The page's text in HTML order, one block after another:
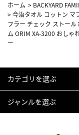
ホーム > BACKYARD
>今治タオル コットン マ
フラー チェック ストー
ム ORIM XA-3200 おしゃ
ー
カテゴリを選ぶ
ジャンルを選ぶ